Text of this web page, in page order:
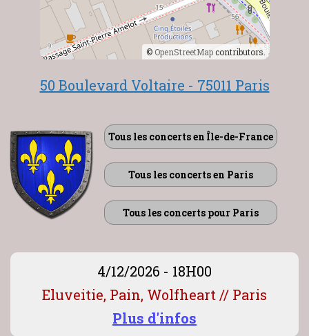
© OpenStreetMapcontributors.
50 Boulevard Voltaire - 75011 Paris
Tous les concerts en Île-de-France
Tous les concerts en Paris
Tous les concerts pour Paris
4/12/2026 - 18H00
Eluveitie, Pain, Wolfheart // Paris
Plus d'infos